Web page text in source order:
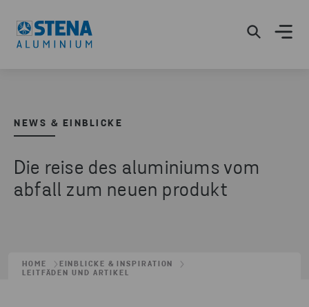
NEWS & EINBLICKE
Die reise des aluminiums vom
abfall zum neuen produkt
HOME
EINBLICKE & INSPIRATION
LEITFÄDEN UND ARTIKEL